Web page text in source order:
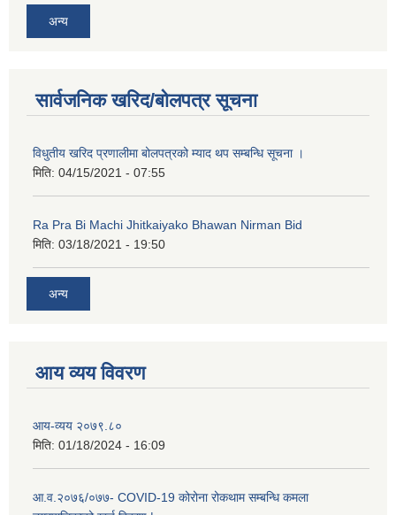
अन्य
सार्वजनिक खरिद/बोलपत्र सूचना
विधुतीय खरिद प्रणालीमा बोलपत्रको म्याद थप सम्बन्धि सूचना ।
मिति: 04/15/2021 - 07:55
Ra Pra Bi Machi Jhitkaiyako Bhawan Nirman Bid
मिति: 03/18/2021 - 19:50
अन्य
आय व्यय विवरण
आय-व्यय २०७९.८०
मिति: 01/18/2024 - 16:09
आ.व.२०७६/०७७- COVID-19 कोरोना रोकथाम सम्बन्धि कमला